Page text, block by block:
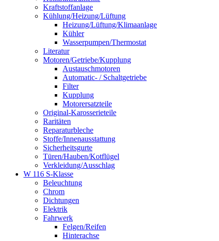
Kraftstoffanlage
Kühlung/Heizung/Lüftung
Heizung/Lüftung/Klimaanlage
Kühler
Wasserpumpen/Thermostat
Literatur
Motoren/Getriebe/Kupplung
Austauschmotoren
Automatic- / Schaltgetriebe
Filter
Kupplung
Motorersatzteile
Original-Karosserieteile
Raritäten
Reparaturbleche
Stoffe/Innenausstattung
Sicherheitsgurte
Türen/Hauben/Kotflügel
Verkleidung/Ausschlag
W 116 S-Klasse
Beleuchtung
Chrom
Dichtungen
Elektrik
Fahrwerk
Felgen/Reifen
Hinterachse